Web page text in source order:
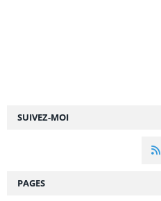
SUIVEZ-MOI
PAGES